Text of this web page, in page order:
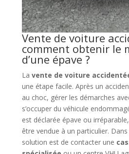
Vente de voiture
comment obtenir le
d’une épave ?
La vente de voiture
une étape facile. Après un
au choc, gérer les démarches
s’occuper du véhicule
est déclarée épave ou
être vendue à un particulier.
solution est de contacter une